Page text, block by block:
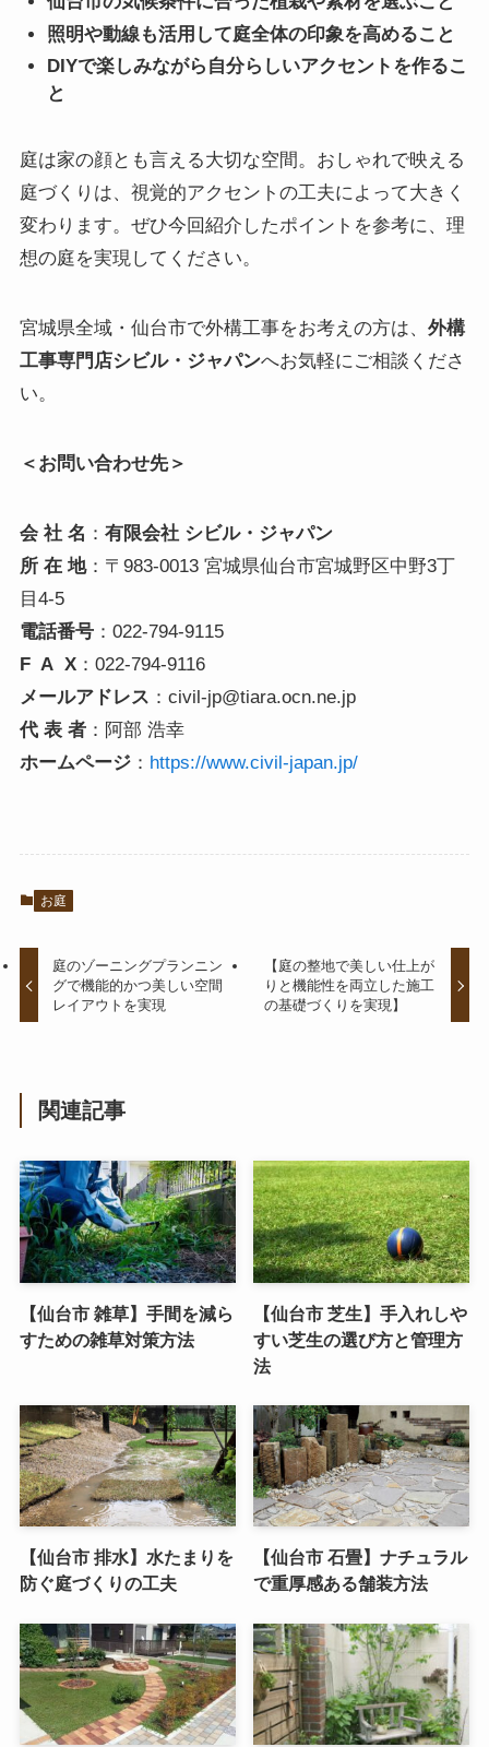
照明や動線も活用して庭全体の印象を高めること
DIYで楽しみながら自分らしいアクセントを作るこ
と
庭は家の顔とも言える大切な空間。おしゃれで映える
庭づくりは、視覚的アクセントの工夫によって大きく
変わります。ぜひ今回紹介したポイントを参考に、理
想の庭を実現してください。
宮城県全域・仙台市で外構工事をお考えの方は、 外構
工事専門店シビル・ジャパンへお気軽にご相談くださ
い。
＜お問い合わせ先＞
会 社 名 ： 有限会社 シビル・ジャパン
所 在 地：〒983-0013 宮城県仙台市宮城野区中野3丁
目4-5
電話番号：022-794-9115
F A X：022-794-9116
メールアドレス ：civil-jp@tiara.ocn.ne.jp
代 表 者：阿部 浩幸
ホームページ： https://www.civil-japan.jp/
お庭
庭のゾーニングプランニン
グで機能的かつ美しい空間
レイアウトを実現
【庭の整地で美しい仕上が
りと機能性を両立した施工
の基礎づくりを実現】
関連記事
【仙台市 雑草】手間を減ら
すための雑草対策方法
【仙台市 芝生】手入れしや
すい芝生の選び方と管理方
法
【仙台市 排水】水たまりを
防ぐ庭づくりの工夫
【仙台市 石畳】ナチュラル
で重厚感ある舗装方法